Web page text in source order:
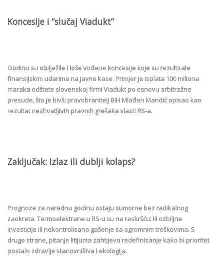
Koncesije i “slučaj Viadukt”
Godinu su obilježile i loše vođene koncesije koje su rezultirale
finansijskim udarima na javne kase. Primjer je isplata 100 miliona
maraka odštete slovenskoj firmi Viadukt po osnovu arbitražne
presude, što je bivši pravobranitelj BiH Mlađen Mandić opisao kao
rezultat neshvatljivih pravnih grešaka vlasti RS-a.
Zaključak: Izlaz ili dublji kolaps?
Prognoze za narednu godinu ostaju sumorne bez radikalnog
zaokreta. Termoelektrane u RS-u su na raskršću: ili ozbiljne
investicije ili nekontrolisano gašenje sa ogromnim troškovima. S
druge strane, pitanje litijuma zahtijeva redefinisanje kako bi prioritet
postalo zdravlje stanovništva i ekologija.